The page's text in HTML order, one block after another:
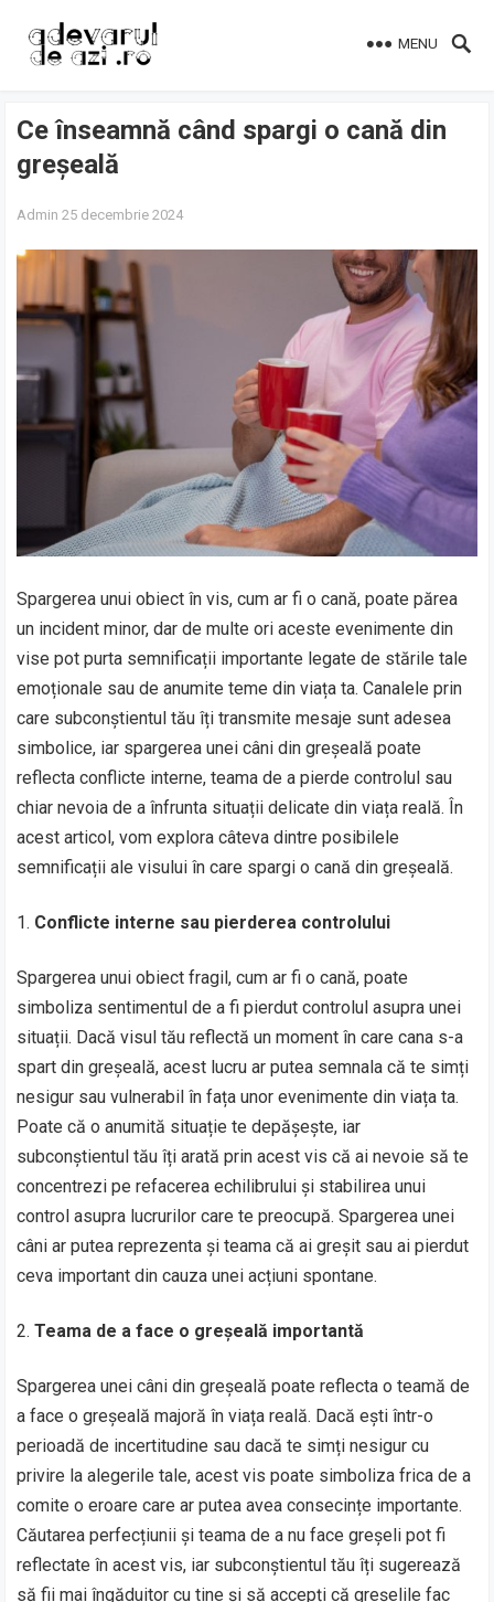
MENU
Ce înseamnă când spargi o cană din
greșeală
Admin 25 decembrie 2024
Spargerea unui obiect în vis, cum ar fi o cană, poate părea
un incident minor, dar de multe ori aceste evenimente din
vise pot purta semnificații importante legate de stările tale
emoționale sau de anumite teme din viața ta. Canalele prin
care subconștientul tău îți transmite mesaje sunt adesea
simbolice, iar spargerea unei câni din greșeală poate
reflecta conflicte interne, teama de a pierde controlul sau
chiar nevoia de a înfrunta situații delicate din viața reală. În
acest articol, vom explora câteva dintre posibilele
semnificații ale visului în care spargi o cană din greșeală.
Conflicte interne sau pierderea controlului
Spargerea unui obiect fragil, cum ar fi o cană, poate
simboliza sentimentul de a fi pierdut controlul asupra unei
situații. Dacă visul tău reflectă un moment în care cana s-a
spart din greșeală, acest lucru ar putea semnala că te simți
nesigur sau vulnerabil în fața unor evenimente din viața ta.
Poate că o anumită situație te depășește, iar
subconștientul tău îți arată prin acest vis că ai nevoie să te
concentrezi pe refacerea echilibrului și stabilirea unui
control asupra lucrurilor care te preocupă. Spargerea unei
câni ar putea reprezenta și teama că ai greșit sau ai pierdut
ceva important din cauza unei acțiuni spontane.
Teama de a face o greșeală importantă
Spargerea unei câni din greșeală poate reflecta o teamă de
a face o greșeală majoră în viața reală. Dacă ești într-o
perioadă de incertitudine sau dacă te simți nesigur cu
privire la alegerile tale, acest vis poate simboliza frica de a
comite o eroare care ar putea avea consecințe importante.
Căutarea perfecțiunii și teama de a nu face greșeli pot fi
reflectate în acest vis, iar subconștientul tău îți sugerează
să fii mai îngăduitor cu tine și să accepți că greșelile fac